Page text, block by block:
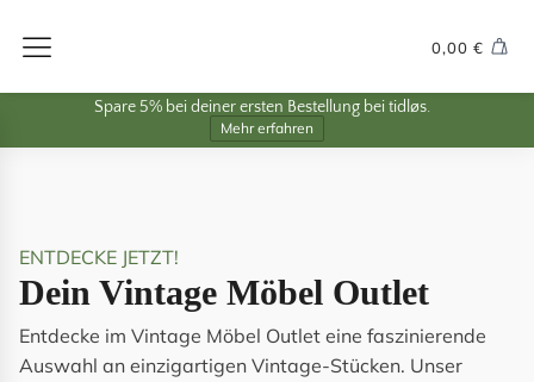
0,00 €
Spare 5% bei deiner ersten Bestellung bei tidløs.
Mehr erfahren
ENTDECKE JETZT!
Dein Vintage Möbel Outlet
Entdecke im Vintage Möbel Outlet eine faszinierende
Auswahl an einzigartigen Vintage-Stücken. Unser